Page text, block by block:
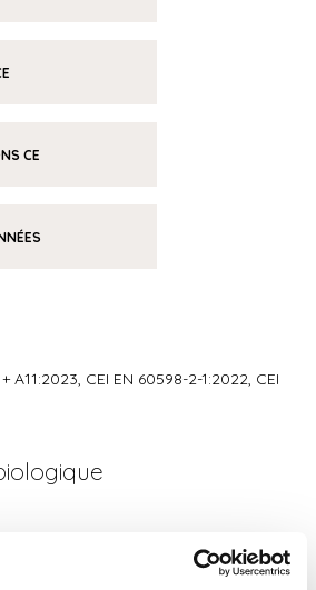
CE
A11:2023, CEI EN 60598-2-1:2022, CEI
GROUPE SANS RISQUE, selon la norme IEC